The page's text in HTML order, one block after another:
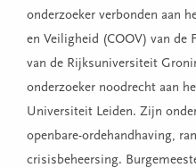
onderzoeker verbonden aan
en Veiligheid (COOV) van de
van de Rijksuniversiteit
onderzoeker noodrecht aan
Universiteit Leiden. Zijn
openbare-ordehandhaving,
crisisbeheersing.